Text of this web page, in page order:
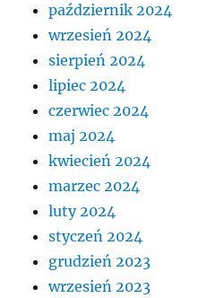
październik 2024
wrzesień 2024
sierpień 2024
lipiec 2024
czerwiec 2024
maj 2024
kwiecień 2024
marzec 2024
luty 2024
styczeń 2024
grudzień 2023
wrzesień 2023